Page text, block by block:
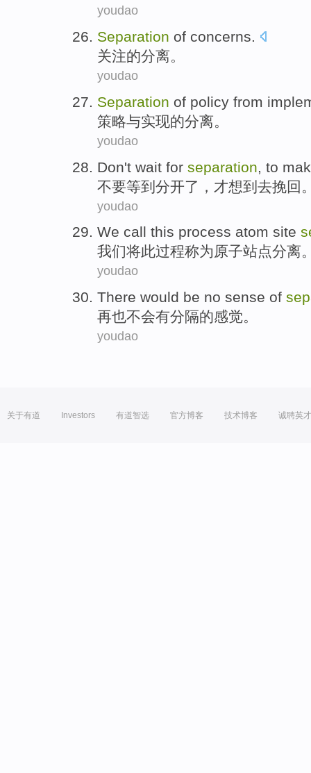
youdao
Separation of concerns.
关注的分离。
youdao
Separation of policy from
策略与实现的分离。
youdao
Don't wait for separation to
不要等到分开了，才想到去挽回
youdao
We call this process atom site
我们将此过程称为原子站点分离
youdao
There would be no sense of
再也不会有分隔的感觉。
youdao
关于有道 Investors 有道智选 官方博客 技术博客 诚聘英才